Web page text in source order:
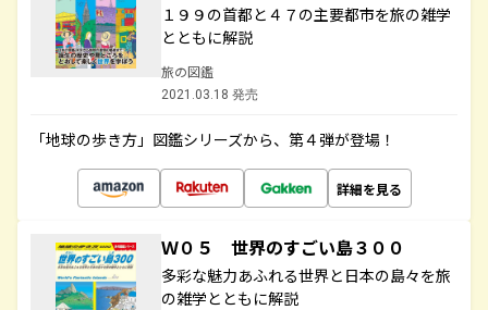
１９９の首都と４７の主要都市を旅の雑学
とともに解説
旅の図鑑
2021.03.18 発売
「地球の歩き方」図鑑シリーズから、第４弾が登場！
詳細を見る
Ｗ０５ 世界のすごい島３００
多彩な魅力あふれる世界と日本の島々を旅
の雑学とともに解説